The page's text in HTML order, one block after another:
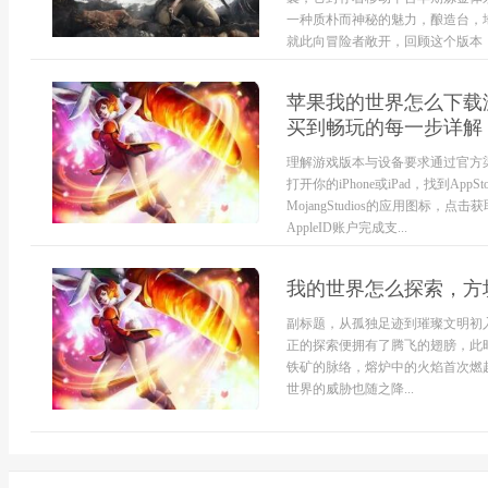
一种质朴而神秘的魅力，酿造台
就此向冒险者敞开，回顾这个版本
苹果我的世界怎么下
买到畅玩的每一步详解
理解游戏版本与设备要求通过官方
打开你的iPhone或iPad，找到
MojangStudios的应用图标，点击
AppleID账户完成支...
我的世界怎么探索，
副标题，从孤独足迹到璀璨文明
正的探索便拥有了腾飞的翅膀，
铁矿的脉络，熔炉中的火焰首次
世界的威胁也随之降...